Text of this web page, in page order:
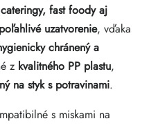
fast foody aj
uzatvorenie, vďaka
chránený a
z kvalitného PP plastu,
na styk s potravinami.
s miskami na